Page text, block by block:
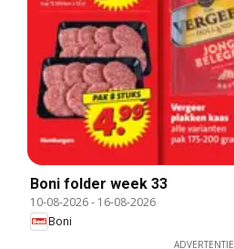
Boni folder week 33
10-08-2026- 16-08-2026
Boni
ADVERTENTIE